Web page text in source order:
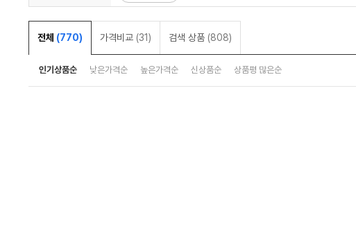
전체 (770) 가격비교 (31) 검색 상품 (808)
인기상품순 낮은가격순 높은가격순 신상품순 상품평 많은순